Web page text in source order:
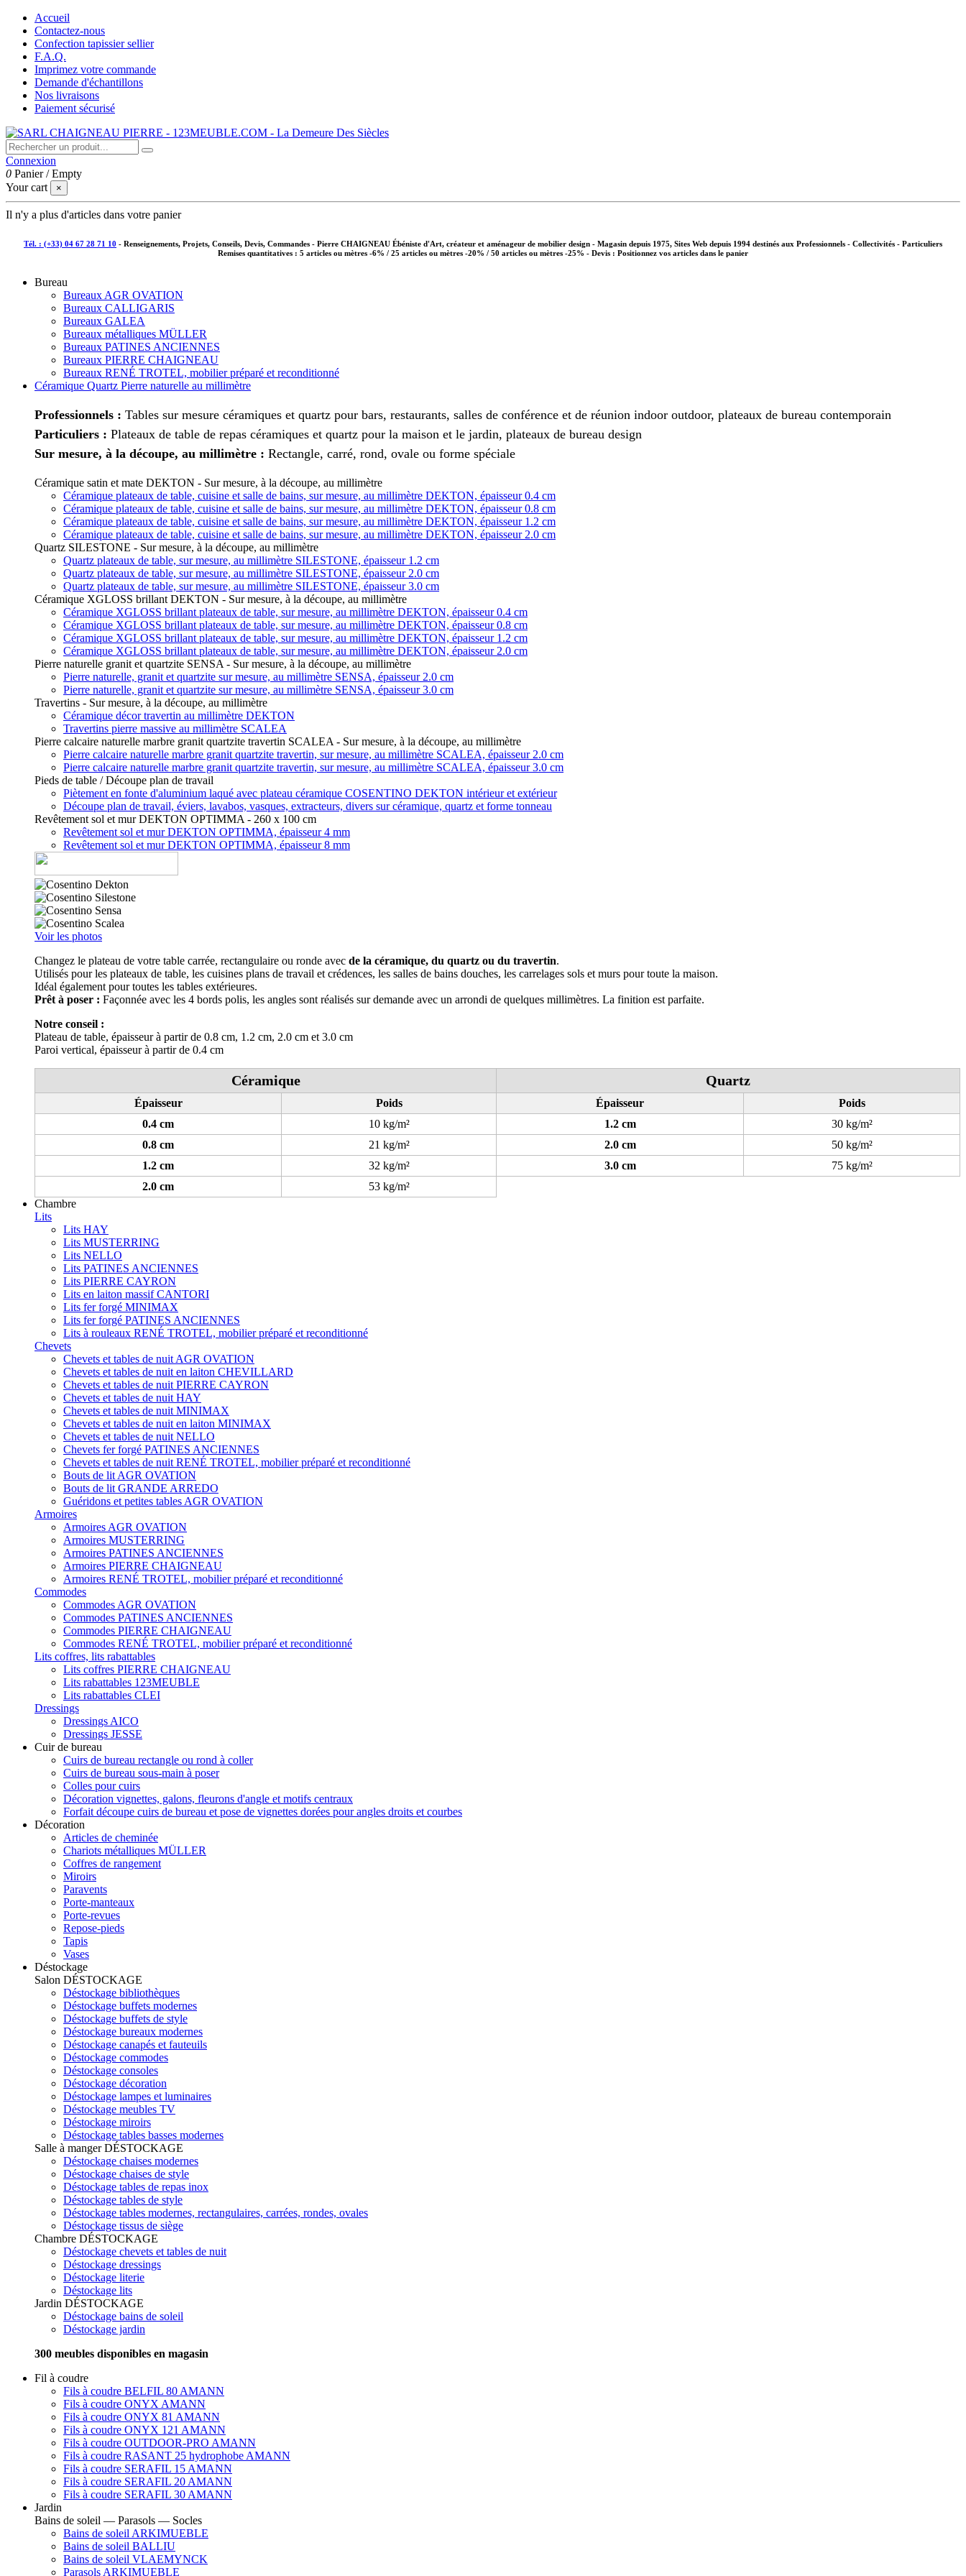
Accueil
Contactez-nous
Confection tapissier sellier
F.A.Q.
Imprimez votre commande
Demande d'échantillons
Nos livraisons
Paiement sécurisé
Connexion
0 Panier /Empty
Your cart
×
Il n'y a plus d'articles dans votre panier
Tél. : (+33) 04 67 28 71 10 - Renseignements, Projets, Conseils, Devis, Commandes - Pierre CHAIGNEAU Ébéniste d'Art, créateur et aménageur de mobilier design - Magasin depuis 1975, Sites Web depuis 1994 destinés aux Professionnels - Collectivités - Particuliers
Remises quantitatives : 5 articles ou mètres -6% / 25 articles ou mètres -20% / 50 articles ou mètres -25% - Devis : Positionnez vos articles dans le panier
Bureau
Bureaux AGR OVATION
Bureaux CALLIGARIS
Bureaux GALEA
Bureaux métalliques MÜLLER
Bureaux PATINES ANCIENNES
Bureaux PIERRE CHAIGNEAU
Bureaux RENÉ TROTEL, mobilier préparé et reconditionné
Céramique Quartz Pierre naturelle au millimètre
Professionnels : Tables sur mesure céramiques et quartz pour bars, restaurants, salles de conférence et de réunion indoor outdoor, plateaux de bureau contemporain
Particuliers : Plateaux de table de repas céramiques et quartz pour la maison et le jardin, plateaux de bureau design
Sur mesure, à la découpe, au millimètre : Rectangle, carré, rond, ovale ou forme spéciale
Céramique satin et mate DEKTON - Sur mesure, à la découpe, au millimètre
Céramique plateaux de table, cuisine et salle de bains, sur mesure, au millimètre DEKTON, épaisseur 0.4 cm
Céramique plateaux de table, cuisine et salle de bains, sur mesure, au millimètre DEKTON, épaisseur 0.8 cm
Céramique plateaux de table, cuisine et salle de bains, sur mesure, au millimètre DEKTON, épaisseur 1.2 cm
Céramique plateaux de table, cuisine et salle de bains, sur mesure, au millimètre DEKTON, épaisseur 2.0 cm
Quartz SILESTONE - Sur mesure, à la découpe, au millimètre
Quartz plateaux de table, sur mesure, au millimètre SILESTONE, épaisseur 1.2 cm
Quartz plateaux de table, sur mesure, au millimètre SILESTONE, épaisseur 2.0 cm
Quartz plateaux de table, sur mesure, au millimètre SILESTONE, épaisseur 3.0 cm
Céramique XGLOSS brillant DEKTON - Sur mesure, à la découpe, au millimètre
Céramique XGLOSS brillant plateaux de table, sur mesure, au millimètre DEKTON, épaisseur 0.4 cm
Céramique XGLOSS brillant plateaux de table, sur mesure, au millimètre DEKTON, épaisseur 0.8 cm
Céramique XGLOSS brillant plateaux de table, sur mesure, au millimètre DEKTON, épaisseur 1.2 cm
Céramique XGLOSS brillant plateaux de table, sur mesure, au millimètre DEKTON, épaisseur 2.0 cm
Pierre naturelle granit et quartzite SENSA - Sur mesure, à la découpe, au millimètre
Pierre naturelle, granit et quartzite sur mesure, au millimètre SENSA, épaisseur 2.0 cm
Pierre naturelle, granit et quartzite sur mesure, au millimètre SENSA, épaisseur 3.0 cm
Travertins - Sur mesure, à la découpe, au millimètre
Céramique décor travertin au millimètre DEKTON
Travertins pierre massive au millimètre SCALEA
Pierre calcaire naturelle marbre granit quartzite travertin SCALEA - Sur mesure, à la découpe, au millimètre
Pierre calcaire naturelle marbre granit quartzite travertin, sur mesure, au millimètre SCALEA, épaisseur 2.0 cm
Pierre calcaire naturelle marbre granit quartzite travertin, sur mesure, au millimètre SCALEA, épaisseur 3.0 cm
Pieds de table / Découpe plan de travail
Piètement en fonte d'aluminium laqué avec plateau céramique COSENTINO DEKTON intérieur et extérieur
Découpe plan de travail, éviers, lavabos, vasques, extracteurs, divers sur céramique, quartz et forme tonneau
Revêtement sol et mur DEKTON OPTIMMA - 260 x 100 cm
Revêtement sol et mur DEKTON OPTIMMA, épaisseur 4 mm
Revêtement sol et mur DEKTON OPTIMMA, épaisseur 8 mm
Voir les photos
Changez le plateau de votre table carrée, rectangulaire ou ronde avec de la céramique, du quartz ou du travertin.
Utilisés pour les plateaux de table, les cuisines plans de travail et crédences, les salles de bains douches, les carrelages sols et murs pour toute la maison.
Idéal également pour toutes les tables extérieures.
Prêt à poser : Façonnée avec les 4 bords polis, les angles sont réalisés sur demande avec un arrondi de quelques millimètres. La finition est parfaite.
Notre conseil :
Plateau de table, épaisseur à partir de 0.8 cm, 1.2 cm, 2.0 cm et 3.0 cm
Paroi vertical, épaisseur à partir de 0.4 cm
Céramique Quartz
Épaisseur Poids Épaisseur
Poids
0.4 cm
10 kg/m² 1.2 cm
30 kg/m²
0.8 cm
21 kg/m² 2.0 cm
50 kg/m²
1.2 cm
32 kg/m² 3.0 cm
75 kg/m²
2.0 cm
53 kg/m²
Chambre
Lits
Lits HAY
Lits MUSTERRING
Lits NELLO
Lits PATINES ANCIENNES
Lits PIERRE CAYRON
Lits en laiton massif CANTORI
Lits fer forgé MINIMAX
Lits fer forgé PATINES ANCIENNES
Lits à rouleaux RENÉ TROTEL, mobilier préparé et reconditionné
Chevets
Chevets et tables de nuit AGR OVATION
Chevets et tables de nuit en laiton CHEVILLARD
Chevets et tables de nuit PIERRE CAYRON
Chevets et tables de nuit HAY
Chevets et tables de nuit MINIMAX
Chevets et tables de nuit en laiton MINIMAX
Chevets et tables de nuit NELLO
Chevets fer forgé PATINES ANCIENNES
Chevets et tables de nuit RENÉ TROTEL, mobilier préparé et reconditionné
Bouts de lit AGR OVATION
Bouts de lit GRANDE ARREDO
Guéridons et petites tables AGR OVATION
Armoires
Armoires AGR OVATION
Armoires MUSTERRING
Armoires PATINES ANCIENNES
Armoires PIERRE CHAIGNEAU
Armoires RENÉ TROTEL, mobilier préparé et reconditionné
Commodes
Commodes AGR OVATION
Commodes PATINES ANCIENNES
Commodes PIERRE CHAIGNEAU
Commodes RENÉ TROTEL, mobilier préparé et reconditionné
Lits coffres, lits rabattables
Lits coffres PIERRE CHAIGNEAU
Lits rabattables 123MEUBLE
Lits rabattables CLEI
Dressings
Dressings AICO
Dressings JESSE
Cuir de bureau
Cuirs de bureau rectangle ou rond à coller
Cuirs de bureau sous-main à poser
Colles pour cuirs
Décoration vignettes, galons, fleurons d'angle et motifs centraux
Forfait découpe cuirs de bureau et pose de vignettes dorées pour angles droits et courbes
Décoration
Articles de cheminée
Chariots métalliques MÜLLER
Coffres de rangement
Miroirs
Paravents
Porte-manteaux
Porte-revues
Repose-pieds
Tapis
Vases
Déstockage
Salon DÉSTOCKAGE
Déstockage bibliothèques
Déstockage buffets modernes
Déstockage buffets de style
Déstockage bureaux modernes
Déstockage canapés et fauteuils
Déstockage commodes
Déstockage consoles
Déstockage décoration
Déstockage lampes et luminaires
Déstockage meubles TV
Déstockage miroirs
Déstockage tables basses modernes
Salle à mangerDÉSTOCKAGE
Déstockage chaises modernes
Déstockage chaises de style
Déstockage tables de repas inox
Déstockage tables de style
Déstockage tables modernes, rectangulaires, carrées, rondes, ovales
Déstockage tissus de siège
Chambre DÉSTOCKAGE
Déstockage chevets et tables de nuit
Déstockage dressings
Déstockage literie
Déstockage lits
Jardin DÉSTOCKAGE
Déstockage bains de soleil
Déstockage jardin
300 meubles disponibles en magasin
Fil à coudre
Fils à coudre BELFIL 80 AMANN
Fils à coudre ONYX AMANN
Fils à coudre ONYX 81 AMANN
Fils à coudre ONYX 121 AMANN
Fils à coudre OUTDOOR-PRO AMANN
Fils à coudre RASANT 25 hydrophobe AMANN
Fils à coudre SERAFIL 15 AMANN
Fils à coudre SERAFIL 20 AMANN
Fils à coudre SERAFIL 30 AMANN
Jardin
Bains de soleil — Parasols — Socles
Bains de soleil ARKIMUEBLE
Bains de soleil BALLIU
Bains de soleil VLAEMYNCK
Parasols ARKIMUEBLE